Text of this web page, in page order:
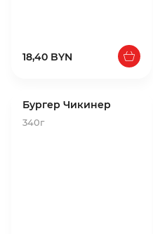
18,40 BYN
Бургер Чикинер
340г